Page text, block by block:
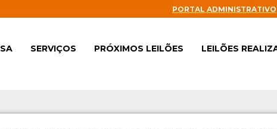
PORTAL ADMINISTRATIVO
SERVIÇOS PRÓXIMOS LEILÕES LEILÕES